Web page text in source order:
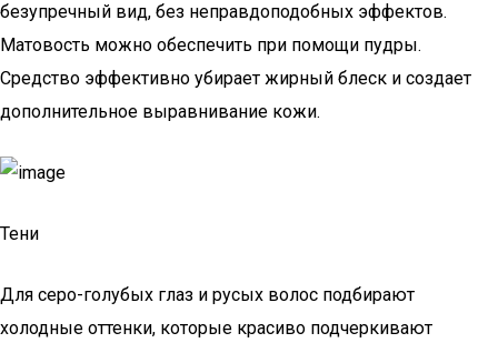
безупречный вид, без неправдоподобных эффектов.
Матовость можно обеспечить при помощи пудры.
Средство эффективно убирает жирный блеск и создает
дополнительное выравнивание кожи.
Тени
Для серо-голубых глаз и русых волос подбирают
холодные оттенки, которые красиво подчеркивают